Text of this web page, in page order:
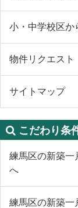
小・中学校区か
物件リクエスト
サイトマップ
こだわり条
練馬区の新築一
へ
練馬区の新築一